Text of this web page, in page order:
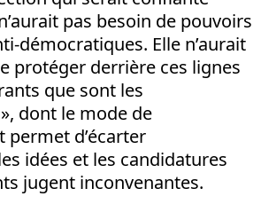
pas besoin de pouvoirs
démocratiques. Elle n’aurait
protéger derrière ces lignes
que sont les
dont le mode de
d’écarter
idées et les candidatures
jugent inconvenantes.